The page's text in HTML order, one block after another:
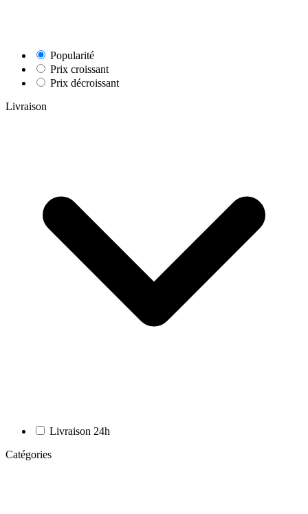
Popularité
Prix croissant
Prix décroissant
Livraison
Livraison 24h
Catégories